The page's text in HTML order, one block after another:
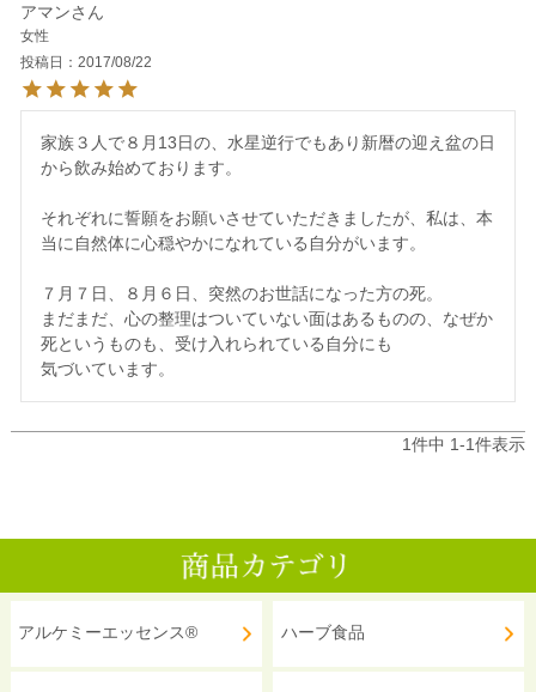
アマン
女性
投稿日
2017/08/22
家族３人で８月13日の、水星逆行でもあり新暦の迎え盆の日
から飲み始めております。
それぞれに誓願をお願いさせていただきましたが、私は、本
当に自然体に心穏やかになれている自分がいます。
７月７日、８月６日、突然のお世話になった方の死。
まだまだ、心の整理はついていない面はあるものの、なぜか
死というものも、受け入れられている自分にも
1件中 1-1件表示
アルケミーエッセンス® ハーブ食品